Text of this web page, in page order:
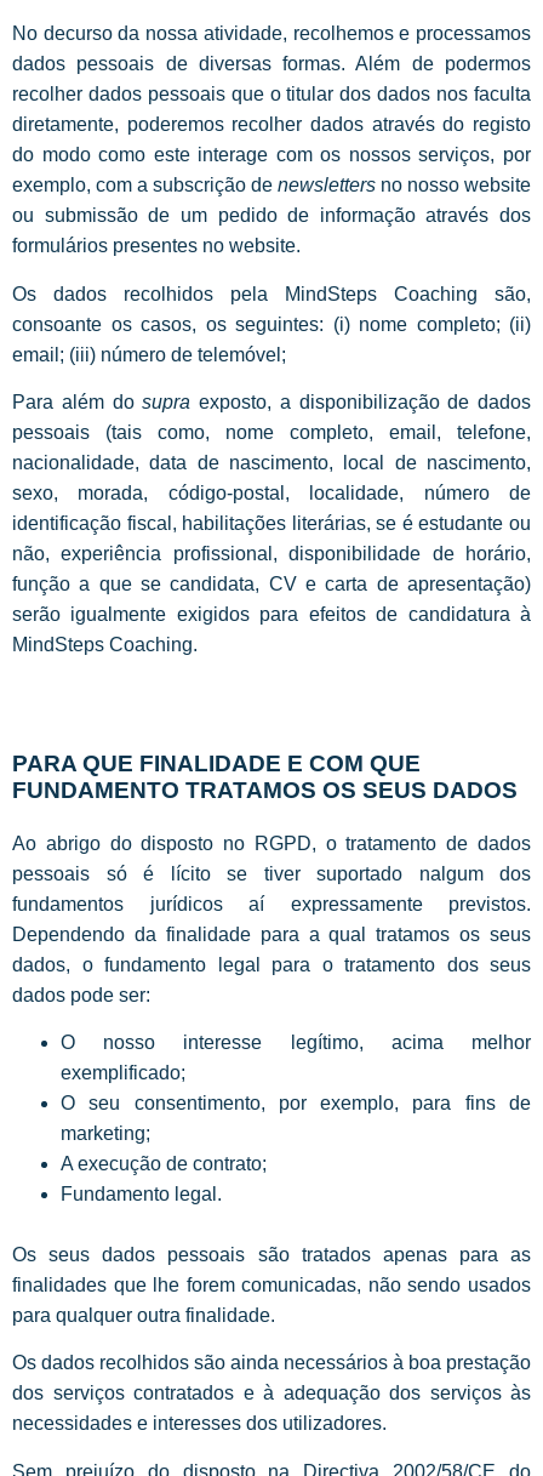
No decurso da nossa atividade, recolhemos e processamos
dados pessoais de diversas formas. Além de podermos
recolher dados pessoais que o titular dos dados nos faculta
diretamente, poderemos recolher dados através do registo
do modo como este interage com os nossos serviços, por
exemplo, com a subscrição de newsletters no nosso website
ou submissão de um pedido de informação através dos
formulários presentes no website.
Os dados recolhidos pela MindSteps Coaching são,
consoante os casos, os seguintes: (i) nome completo; (ii)
email; (iii) número de telemóvel;
Para além dosupra exposto, a disponibilização de dados
pessoais (tais como, nome completo, email, telefone,
nacionalidade, data de nascimento, local de nascimento,
sexo, morada, código-postal, localidade, número de
identificação fiscal, habilitações literárias, se é estudante ou
não, experiência profissional, disponibilidade de horário,
função a que se candidata, CV e carta de apresentação)
serão igualmente exigidos para efeitos de candidatura à
MindSteps Coaching.
PARA QUE FINALIDADE E COM QUE
FUNDAMENTO TRATAMOS OS SEUS DADOS
Ao abrigo do disposto no RGPD, o tratamento de dados
pessoais só é lícito se tiver suportado nalgum dos
fundamentos jurídicos aí expressamente previstos.
Dependendo da finalidade para a qual tratamos os seus
dados, o fundamento legal para o tratamento dos seus
dados pode ser:
O nosso interesse legítimo, acima melhor
exemplificado;
O seu consentimento, por exemplo, para fins de
marketing;
A execução de contrato;
Fundamento legal.
Os seus dados pessoais são tratados apenas para as
finalidades que lhe forem comunicadas, não sendo usados
para qualquer outra finalidade.
Os dados recolhidos são ainda necessários à boa prestação
dos serviços contratados e à adequação dos serviços às
necessidades e interesses dos utilizadores.
Sem prejuízo do disposto na Directiva 2002/58/CE do